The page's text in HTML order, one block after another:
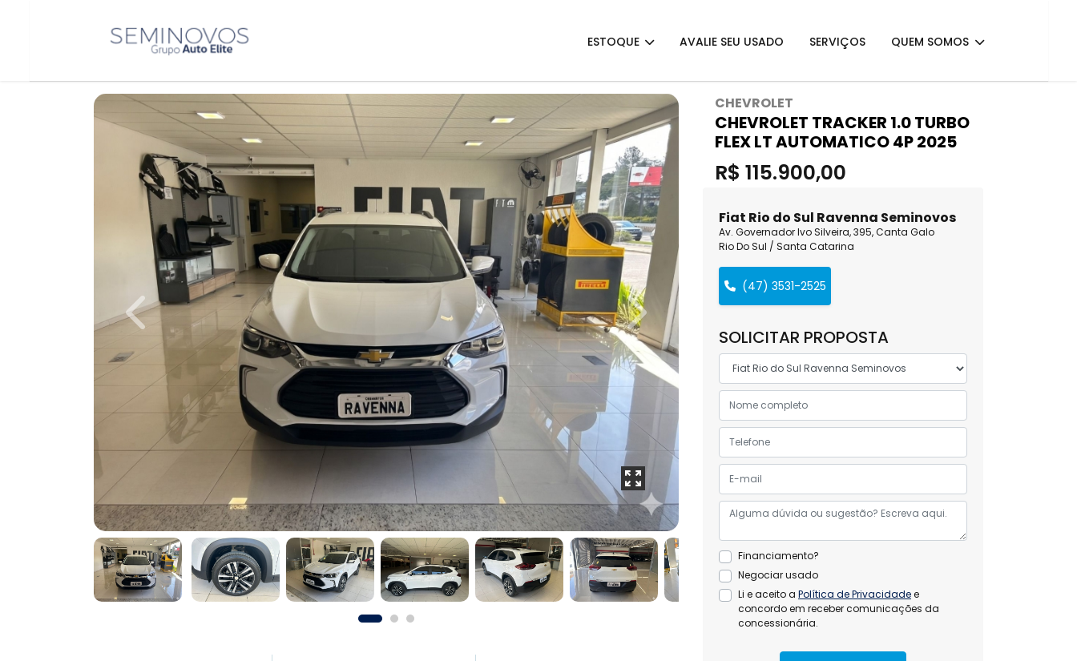
ESTOQUE AVALIE SEU USADO SERVIÇOS QUEM SOMOS
CHEVROLET
CHEVROLET TRACKER 1.0 TURBO
FLEX LT AUTOMATICO 4P 2025
R$ 115.900,00
Fiat Rio do Sul Ravenna Seminovos
Av. Governador Ivo Silveira, 395, Canta Galo
Rio Do Sul / Santa Catarina
(47) 3531-2525
SOLICITAR PROPOSTA
Financiamento?
Negociar usado
Li e aceito a Política de Privacidadee
concordo em receber comunicações da
concessionária.
Previous Next